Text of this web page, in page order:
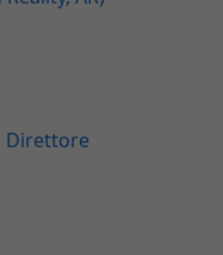
Direttore